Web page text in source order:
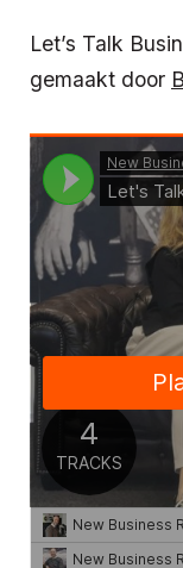
Let’s Talk
gemaakt door